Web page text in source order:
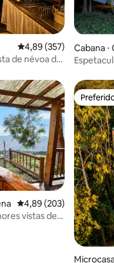
4,89 de uma avaliação
4,89 (357)
de névoa de
Cabana
4,89 de uma avaliação
4,89 (203)
vistas de